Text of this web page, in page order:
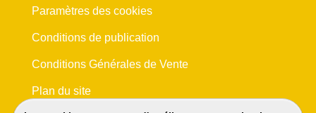
Paramètres des cookies
Conditions de publication
Conditions Générales de Vente
Plan du site